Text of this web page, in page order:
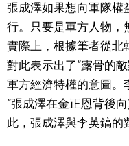
張成澤如果想向軍隊權
行。只要是軍方人物，
實際上，根據筆者從北
對此表示出了“露骨的
軍方經濟特權的意圖。
“張成澤在金正恩背後
此，張成澤與李英鎬的